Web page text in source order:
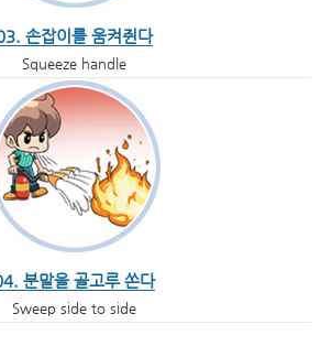
손잡이를 움켜쥔다
Squeeze handle
분말을 골고루 쏜다
Sweep side to side